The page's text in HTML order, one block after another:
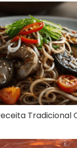
Tradicional